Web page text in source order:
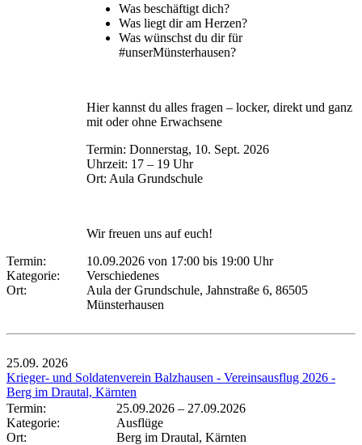
Was beschäftigt dich?
Was liegt dir am Herzen?
Was wünschst du dir für
#unserMünsterhausen?
Hier kannst du alles fragen – locker, direkt und ganz
mit oder ohne Erwachsene
Termin: Donnerstag, 10. Sept. 2026
Uhrzeit: 17 – 19 Uhr
Ort: Aula Grundschule
Wir freuen uns auf euch!
Termin:
10.09.2026 von 17:00 bis 19:00 Uhr
Kategorie:
Verschiedenes
Ort:
Aula der Grundschule, Jahnstraße 6, 86505
Münsterhausen
25.09. 2026
Krieger- und Soldatenverein Balzhausen - Vereinsausflug 2026 -
Berg im Drautal, Kärnten
Termin:
25.09.2026 – 27.09.2026
Kategorie:
Ausflüge
Ort:
Berg im Drautal, Kärnten